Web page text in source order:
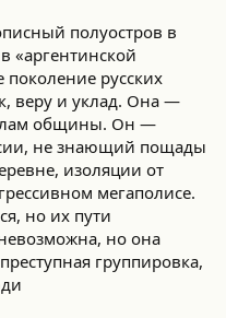
полуостров в
«аргентинской
русских
веру и уклад. Она —
общины. Он —
не знающий пощады
изоляции от
мегаполисе.
но их пути
но она
группировка,